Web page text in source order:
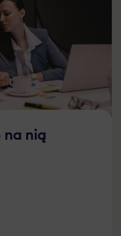
na nią